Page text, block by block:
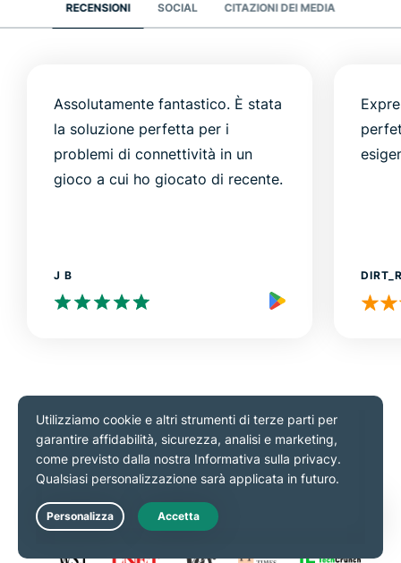
RECENSIONI SOCIAL CITAZIONI DEI MEDIA
Assolutamente fantastico. È stata
la soluzione perfetta per i
problemi di connettività in un
gioco a cui ho giocato di recente.
J B
Valutato 4,4 su 5
Valutato 4,7 su 5
Vista su